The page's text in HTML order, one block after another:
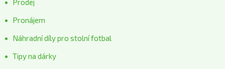
Prodej
Pronájem
Náhradní díly pro stolní fotbal
Tipy na dárky